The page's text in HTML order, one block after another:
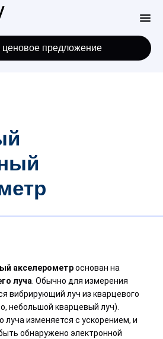
ценовое предложение
акселерометроснован на
луча . Обычно для измерения
вибрирующий луч из кварцевого
небольшой кварцевый луч).
изменяется с ускорением, и
обнаружено электронной